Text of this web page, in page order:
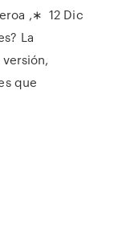
,∗ 12 Dic
La
que